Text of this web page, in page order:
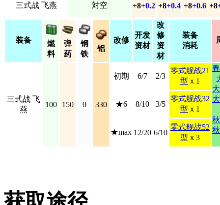
三式战 飞燕 対空 +8+0.2 +8+0.4 +8+0.6 +8
装备
燃
料
弹
药
钢
铁
铝
改修
开发
资材
改
修
资
材
装备
消耗
三式战 飞
燕
100 150 0 330
初期 6/7 2/3
零式舰战21
型 ｘ1
★6 8/10 3/5
零式舰战32
型 ｘ1
★max 12/20 6/10
零式舰战52
型 ｘ3